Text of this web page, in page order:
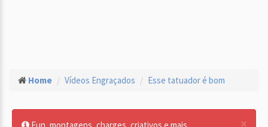
Home Vídeos Engraçados Esse tatuador é bom
×